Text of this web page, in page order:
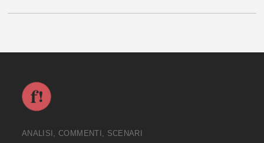
ANALISI, COMMENTI, SCENARI